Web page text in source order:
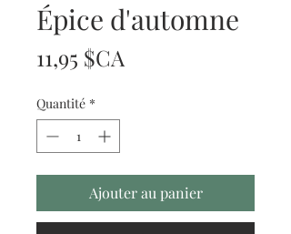
Épice d'automne
11,95 $CA
Quantité *
Ajouter au panier